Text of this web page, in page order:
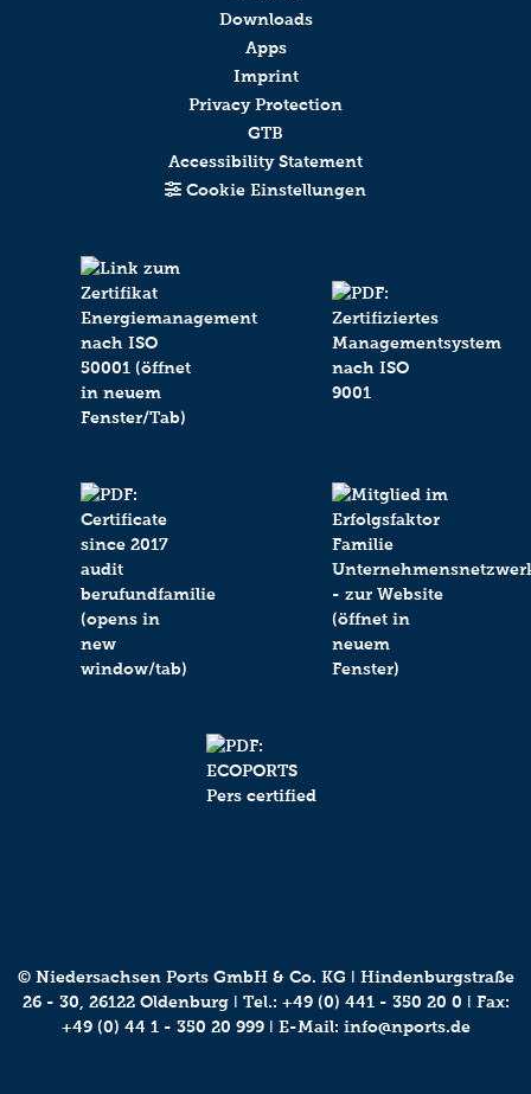
Friendly
Downloads
Apps
Imprint
Privacy Protection
GTB
Accessibility Statement
Cookie Einstellungen
© Niedersachsen Ports GmbH & Co. KG ǀ Hindenburgstraße
26 - 30, 26122 Oldenburg ǀ Tel.: +49 (0) 441 - 350 20 0 ǀ Fax:
+49 (0) 44 1 - 350 20 999 ǀ E-Mail: info@nports.de